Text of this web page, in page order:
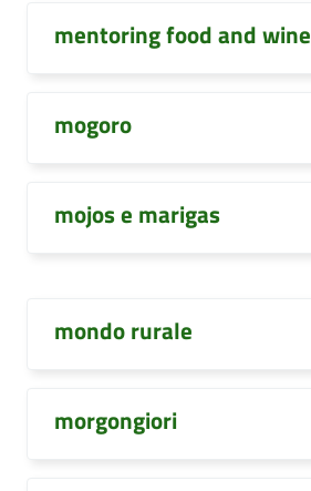
mentoring food and wine
mogoro
mojos e marigas
mondo rurale
morgongiori